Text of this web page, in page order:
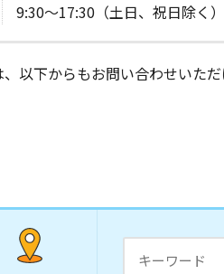
9:30～17:30（土日、祝日除く）
以下からもお問い合わせいただ